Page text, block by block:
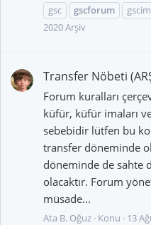
gsc
gscforum
2020 Arşiv
Transfer Nöbeti
Forum kuralları
küfür, küfür imaları
sebebidir lütfen bu
transfer döneminde
döneminde de sahte
olacaktır. Forum
müsade...
Ata B. Oğuz Konu 13